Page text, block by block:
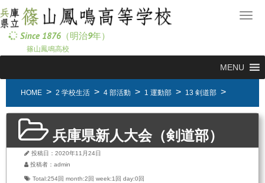
メ
ー
Since 1876（明治9年）
篠山鳳鳴高校
MENU
HOME 2 学校生活 4 部活動 1 運動部 13 剣道部
兵庫県新人大会（剣道部）
投稿日：2020年11月24日
投稿者：admin
Total:254回 month:2回 week:1回 day:0回